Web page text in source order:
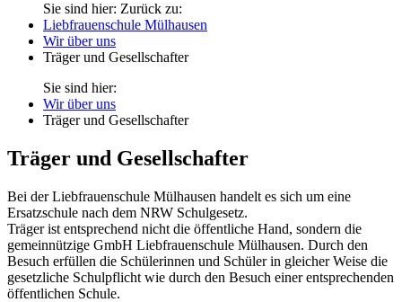
Sie sind hier: Zurück zu:
Liebfrauenschule Mülhausen
Wir über uns
Träger und Gesellschafter
Sie sind hier:
Wir über uns
Träger und Gesellschafter
Träger und Gesellschafter
Bei der Liebfrauenschule Mülhausen handelt es sich um eine
Ersatzschule nach dem NRW Schulgesetz.
Träger ist entsprechend nicht die öffentliche Hand, sondern die
gemeinnützige GmbH Liebfrauenschule Mülhausen. Durch den
Besuch erfüllen die Schülerinnen und Schüler in gleicher Weise die
gesetzliche Schulpflicht wie durch den Besuch einer entsprechenden
öffentlichen Schule.